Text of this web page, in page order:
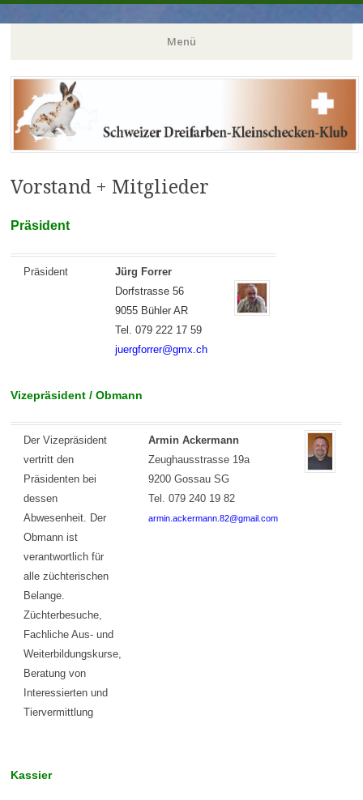
Menü
Zum
Inhalt
springen
Vorstand + Mitglieder
Präsident
Präsident
Jürg Forrer
Dorfstrasse 56
9055 Bühler AR
Tel. 079 222 17 59
juergforrer@gmx.ch
Vizepräsident / Obmann
Der Vizepräsident
vertritt den
Präsidenten bei
dessen
Abwesenheit. Der
Obmann ist
verantwortlich für
alle züchterischen
Belange.
Züchterbesuche,
Fachliche Aus- und
Weiterbildungskurse,
Beratung von
Interessierten und
Tiervermittlung
Armin Ackermann
Zeughausstrasse 19a
9200 Gossau SG
Tel. 079 240 19 82
armin.ackermann.82@gmail.com
Kassier